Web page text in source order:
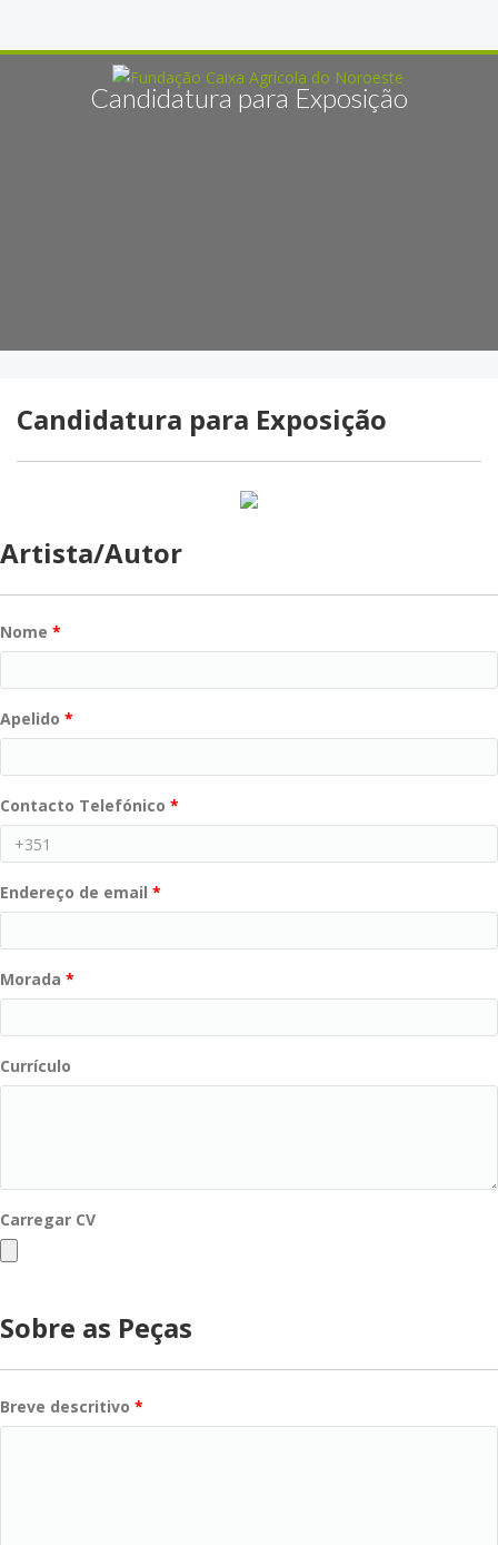
Candidatura para Exposição
Candidatura para Exposição
Artista/Autor
Nome *
Apelido *
Contacto Telefónico *
Endereço de email *
Morada *
Currículo
Carregar CV
Sobre as Peças
Breve descritivo *